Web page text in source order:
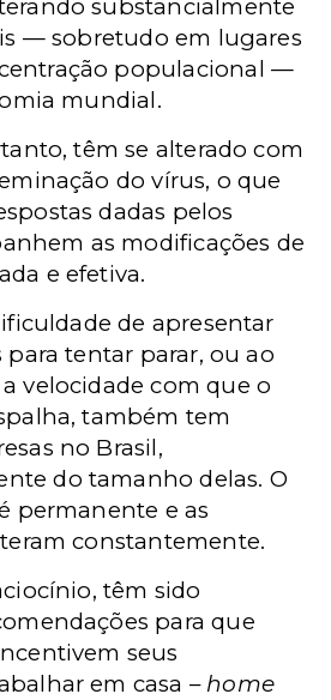
substancialmente
— sobretudo em lugares
populacional —
mundial.
têm se alterado com
do vírus, o que
dadas pelos
as modificações de
e efetiva.
de apresentar
para tentar parar, ou ao
velocidade com que o
também tem
no Brasil,
do tamanho delas. O
permanente e as
constantemente.
têm sido
para que
seus
em casa – home